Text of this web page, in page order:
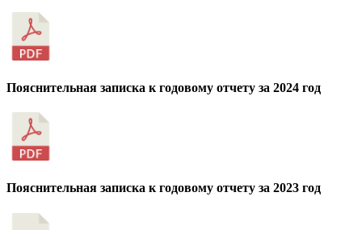
Пояснительная записка к годовому отчету за 2024 год
Пояснительная записка к годовому отчету за 2023 год